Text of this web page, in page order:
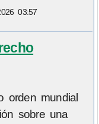
03:57
orden mundial
sobre una